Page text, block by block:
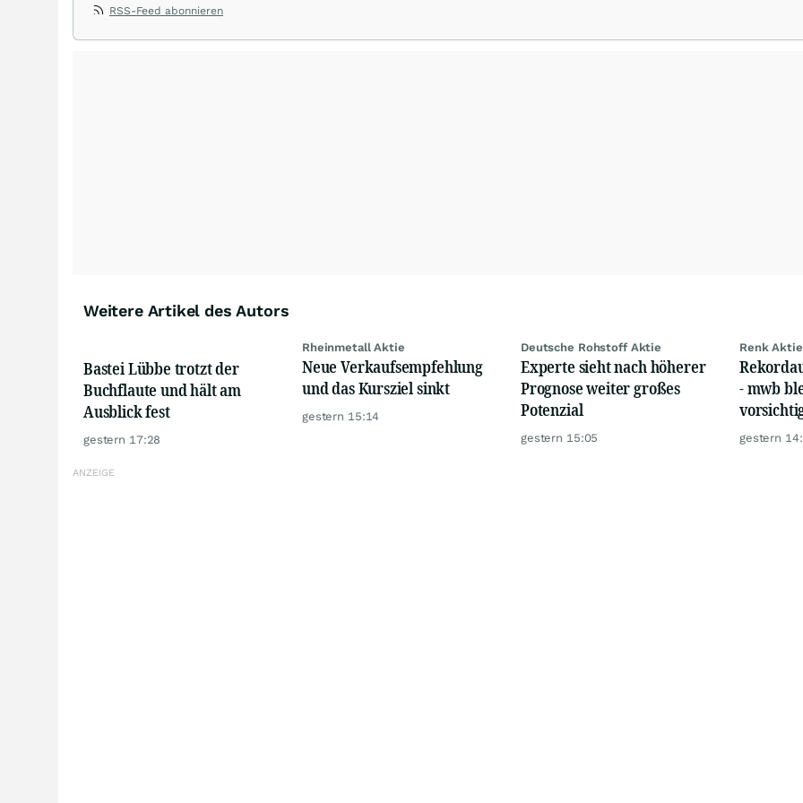
beobachtet. Eine Übersicht über Ratingmeldungen renommierter Banken und Analystenhäuser sowie externe Kolumnen zu Konjunktur-
RSS-Feed abonnieren
Weitere Artikel des Autors
Bastei Lübbe trotzt der
Buchflaute und hält am
Ausblick fest
gestern 17:28
Rheinmetall Aktie
Neue Verkaufsempfehlung
und das Kursziel sinkt
gestern 15:14
Deutsche Rohstoff Aktie
Experte sieht nach höherer
Prognose weiter großes
Potenzial
gestern 15:05
Renk Aktie
- mwb
gestern